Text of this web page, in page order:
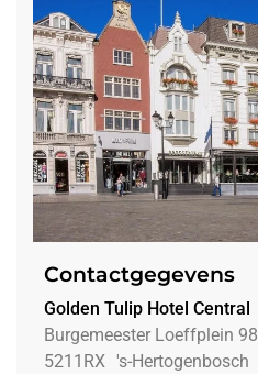
Contactgegevens
Golden Tulip Hotel Central
Burgemeester Loeffplein 98
5211RX 's-Hertogenbosch